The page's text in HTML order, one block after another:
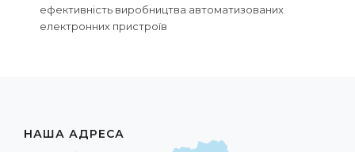
ефективність виробництва автоматизованих
електронних пристроїв
НАША АДРЕСА